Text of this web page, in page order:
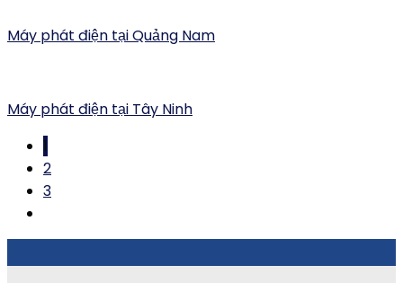
Máy phát điện tại Quảng Nam
Máy phát điện tại Tây Ninh
1
2
3